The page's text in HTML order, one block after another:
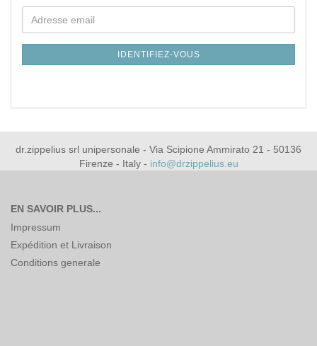
Adresse
email
IDENTIFIEZ-VOUS
dr.zippelius srl unipersonale - Via Scipione Ammirato 21 - 50136
Firenze - Italy - info@drzippelius.eu
EN SAVOIR PLUS...
Impressum
Expédition et Livraison
Conditions generale